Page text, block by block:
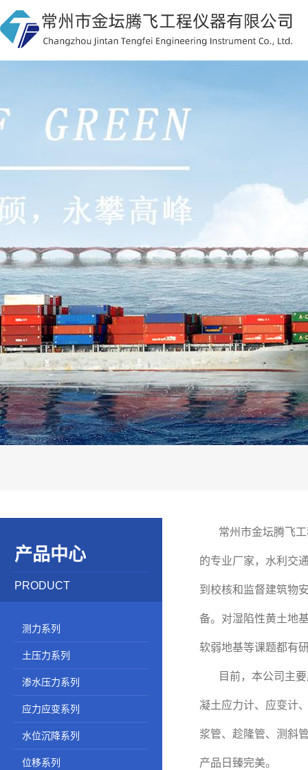
产品中心
PRODUCT
测力系列
土压力系列
渗水压力系列
应力应变系列
水位沉降系列
位移系列
常州市金坛腾飞
的专业厂家，水利交
到校核和监督建筑物
备。对湿陷性黄土地
软弱地基等课题都有
目前，本公司主
凝土应力计、应变计
浆管、趁隆管、测斜
产品日臻完美。